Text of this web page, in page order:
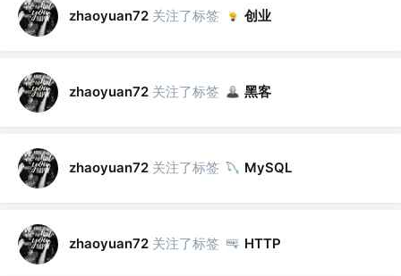
zhaoyuan72 关注了标签 创业
zhaoyuan72 关注了标签 黑客
zhaoyuan72 关注了标签 MySQL
zhaoyuan72 关注了标签 HTTP